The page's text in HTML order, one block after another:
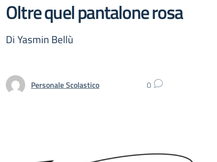
Oltre quel pantalone rosa
Di Yasmin Bellù
Personale Scolastico 0